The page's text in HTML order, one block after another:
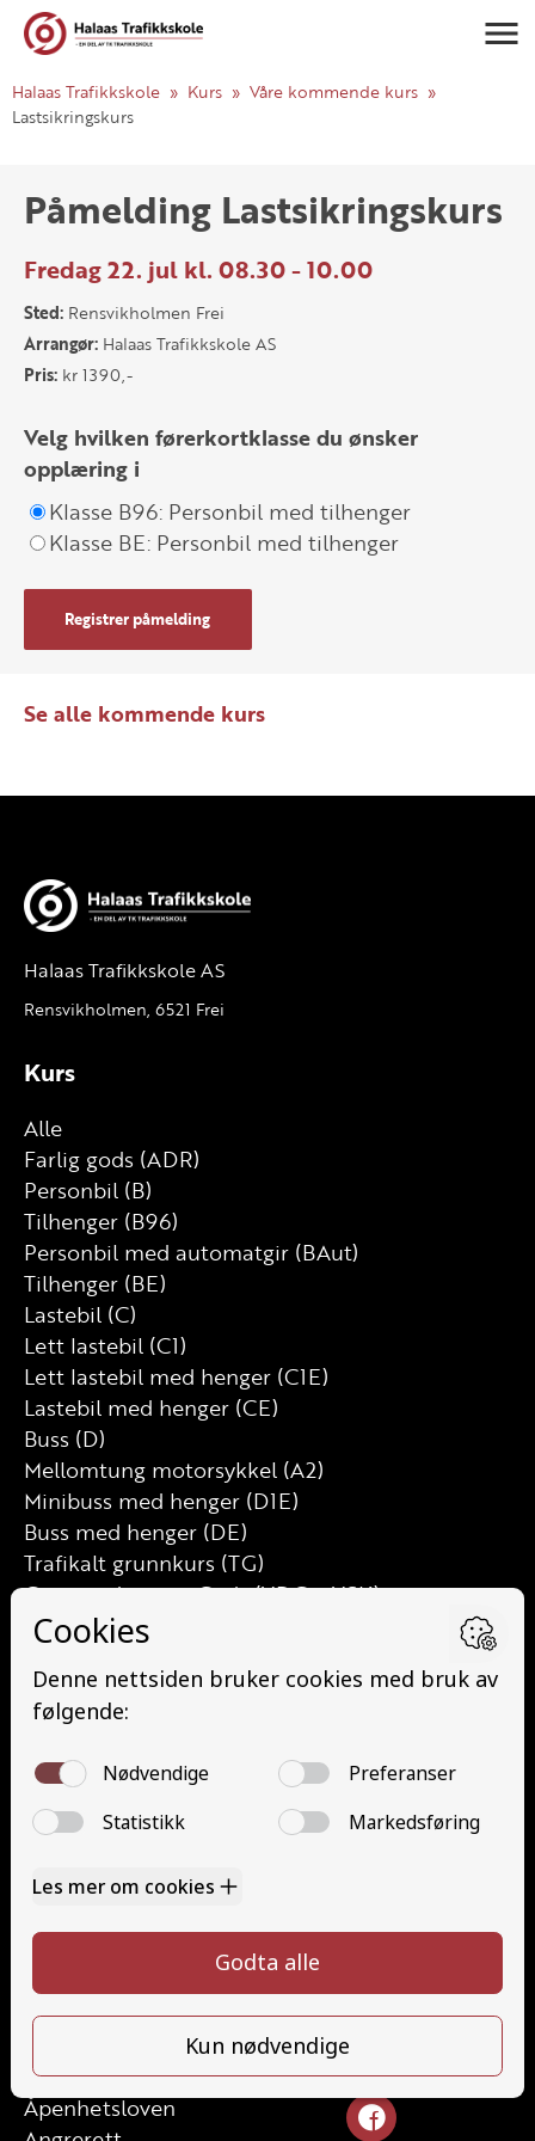
Halaas Trafikkskole Kurs
Våre kommende kurs
Lastsikringskurs
Påmelding Lastsikringskurs
Fredag 22. jul kl. 08.30 - 10.00
Sted: Rensvikholmen Frei
Arrangør: Halaas Trafikkskole AS
Pris: kr 1390,-
Velg hvilken førerkortklasse du ønsker
opplæring i
Klasse B96: Personbil med tilhenger
Klasse BE: Personbil med tilhenger
Registrer påmelding
Se alle kommende kurs
Halaas Trafikkskole AS
Rensvikholmen, 6521 Frei
Kurs
Alle
Farlig gods (ADR)
Personbil (B)
Tilhenger (B96)
Personbil med automatgir (BAut)
Tilhenger (BE)
Lastebil (C)
Lett lastebil (C1)
Lett lastebil med henger (C1E)
Lastebil med henger (CE)
Buss (D)
Mellomtung motorsykkel (A2)
Minibuss med henger (D1E)
Buss med henger (DE)
Trafikalt grunnkurs (TG)
Grunnutdanning Gods (YDG – YSK)
Grunnutdanning Person (YDP – YSK)
YSK Gods etterutdanning (EYDG)
Nettbasert teorikurs (Teorikurs)
Løfteredskap G11 (Løfteredskap G11)
Lastebilkran (G8) (Lastebilkran (G8))
Motorsykkel (A)
Kontakt
Priser
Elevside
Kontakt oss
Åpenhetsloven
info@halaasts.no
Følg oss